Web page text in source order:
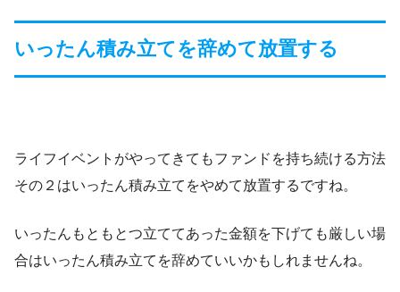
いったん積み立てを辞めて放置する
ライフイベントがやってきてもファンドを持ち続ける方法
その２はいったん積み立てをやめて放置するですね。
いったんもともとつ立ててあった金額を下げても厳しい場
合はいったん積み立てを辞めていいかもしれませんね。